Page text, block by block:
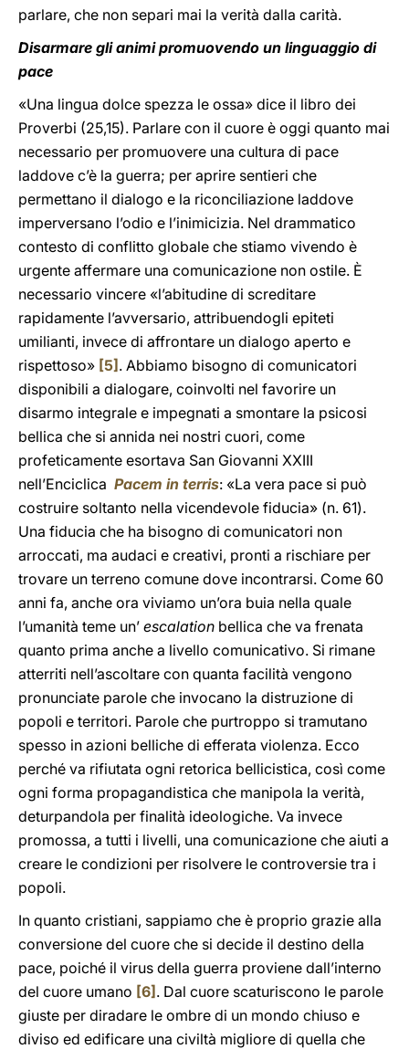
parlare, che non separi mai la verità dalla carità.
Disarmare gli animi promuovendo un linguaggio di
pace
«Una lingua dolce spezza le ossa» dice il libro dei
Proverbi (25,15). Parlare con il cuore è oggi quanto mai
necessario per promuovere una cultura di pace
laddove c’è la guerra; per aprire sentieri che
permettano il dialogo e la riconciliazione laddove
imperversano l’odio e l’inimicizia. Nel drammatico
contesto di conflitto globale che stiamo vivendo è
urgente affermare una comunicazione non ostile. È
necessario vincere «l’abitudine di screditare
rapidamente l’avversario, attribuendogli epiteti
umilianti, invece di affrontare un dialogo aperto e
rispettoso» [5] . Abbiamo bisogno di comunicatori
disponibili a dialogare, coinvolti nel favorire un
disarmo integrale e impegnati a smontare la psicosi
bellica che si annida nei nostri cuori, come
profeticamente esortava San Giovanni XXIII
nell’Enciclica Pacem in terris: «La vera pace si può
costruire soltanto nella vicendevole fiducia» (n. 61).
Una fiducia che ha bisogno di comunicatori non
arroccati, ma audaci e creativi, pronti a rischiare per
trovare un terreno comune dove incontrarsi. Come 60
anni fa, anche ora viviamo un’ora buia nella quale
l’umanità teme un’ escalation bellica che va frenata
quanto prima anche a livello comunicativo. Si rimane
atterriti nell’ascoltare con quanta facilità vengono
pronunciate parole che invocano la distruzione di
popoli e territori. Parole che purtroppo si tramutano
spesso in azioni belliche di efferata violenza. Ecco
perché va rifiutata ogni retorica bellicistica, così come
ogni forma propagandistica che manipola la verità,
deturpandola per finalità ideologiche. Va invece
promossa, a tutti i livelli, una comunicazione che aiuti a
creare le condizioni per risolvere le controversie tra i
popoli.
In quanto cristiani, sappiamo che è proprio grazie alla
conversione del cuore che si decide il destino della
pace, poiché il virus della guerra proviene dall’interno
del cuore umano [6] . Dal cuore scaturiscono le parole
giuste per diradare le ombre di un mondo chiuso e
diviso ed edificare una civiltà migliore di quella che